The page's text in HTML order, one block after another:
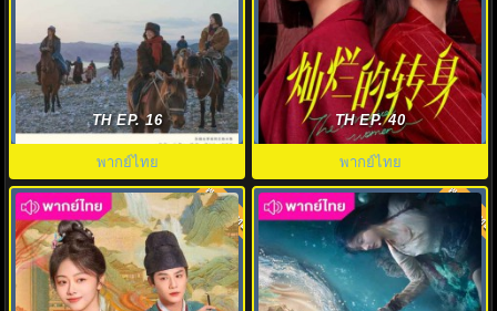
สู่แดนฝัน อาเล่อไท่ (2024) To the
Wonder พากย์ไทย EP.1-8
TH EP. 16
พากย์ไทย
แม่เลี้ยงเดี่ยวเฟี้ยวได้ใจ The
Magical Women พากย์ไทย EP.1-
20 (จบ)
TH EP. 40
พากย์ไทย
7.0 พากย์ไทย 7.0 พากย์ไทย